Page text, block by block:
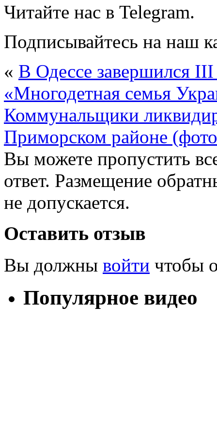
Читайте нас в Telegram.
Подписывайтесь на наш
« В Одессе завершился
«Многодетная семья
Коммунальщики
Приморском районе
Вы можете пропустить
ответ. Размещение
не допускается.
Оставить отзыв
Вы должны войти чтобы
Популярное видео